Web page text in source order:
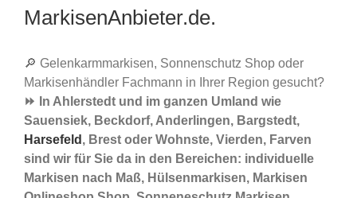
MarkisenAnbieter.de.
🔎 Gelenkarmmarkisen, Sonnenschutz Shop oder
Markisenhändler Fachmann in Ihrer Region gesucht?
⏩ In Ahlerstedt und im ganzen Umland wie
Sauensiek, Beckdorf, Anderlingen, Bargstedt,
Harsefeld , Brest oder Wohnste, Vierden, Farven
sind wir für Sie da in den Bereichen: individuelle
Markisen nach Maß, Hülsenmarkisen, Markisen